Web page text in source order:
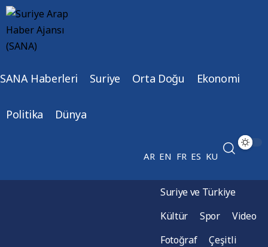
SANA Haberleri Suriye Orta Doğu Ekonomi
Politika Dünya
AR EN FR ES KU
Suriye ve Türkiye
Kültür
Spor
Video
Fotoğraf
Çeşitli